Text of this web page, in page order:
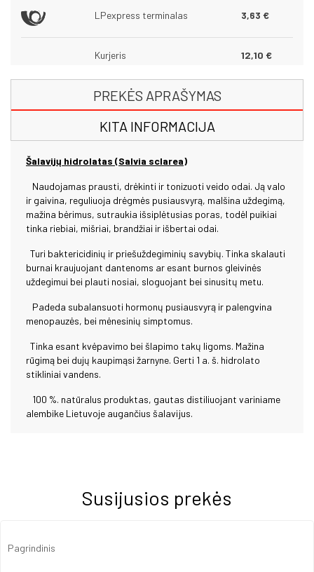
LPexpress terminalas 3,63 €
Kurjeris 12,10 €
PREKĖS APRAŠYMAS
KITA INFORMACIJA
Šalavijų hidrolatas (Salvia sclarea)
Naudojamas prausti, drėkinti ir tonizuoti veido odai. Ją valo
ir gaivina, reguliuoja drėgmės pusiausvyrą, malšina uždegimą,
mažina bėrimus, sutraukia išsiplėtusias poras, todėl puikiai
tinka riebiai, mišriai, brandžiai ir išbertai odai.
Turi baktericidinių ir priešuždegiminių savybių. Tinka skalauti
burnai kraujuojant dantenoms ar esant burnos gleivinės
uždegimui bei plauti nosiai, sloguojant bei sinusitų metu.
Padeda subalansuoti hormonų pusiausvyrą ir palengvina
menopauzės, bei mėnesinių simptomus.
Tinka esant kvėpavimo bei šlapimo takų ligoms. Mažina
rūgimą bei dujų kaupimąsi žarnyne. Gerti 1 a. š. hidrolato
stikliniai vandens.
100 %. natūralus produktas, gautas distiliuojant variniame
alembike Lietuvoje augančius šalavijus.
Susijusios prekės
Pagrindinis